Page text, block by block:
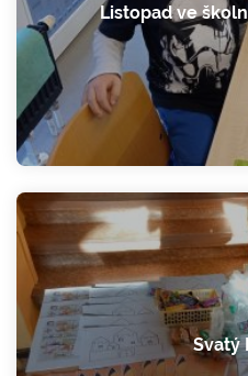
Listopad ve
Svatý